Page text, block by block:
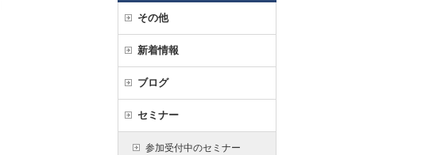
その他
新着情報
ブログ
セミナー
参加受付中のセミナー